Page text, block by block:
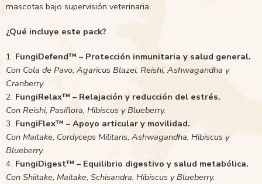
mascotas bajo supervisión veterinaria.
¿Qué incluye este pack?
FungiDefend™ – Protección inmunitaria y salud general.
Con Cola de Pavo, Agaricus Blazei, Reishi, Ashwagandha y
Cranberry.
FungiRelax™ – Relajación y reducción del estrés.
Con Reishi, Pasiflora, Hibiscus y Blueberry.
FungiFlex™ – Apoyo articular y movilidad.
Con Maitake, Cordyceps Militaris, Ashwagandha, Hibiscus y
Blueberry.
FungiDigest™ – Equilibrio digestivo y salud metabólica.
Con Shiitake, Maitake, Schisandra, Hibiscus y Blueberry.